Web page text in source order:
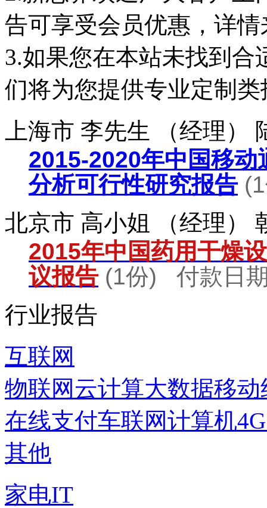
告可享受会员优惠，详
3.如果您在本站未找到
们将为您提供专业定制类
上海市 李先生 （经理）
2015-2020年中国移
分析可行性研究报告(1
北京市 高小姐 （经理）
2015年中国药用干燥
议报告 (1份) 付款日
行业报告
互联网
物联网 云计算大数据移动
在线支付车联网计算机
其他
家电IT